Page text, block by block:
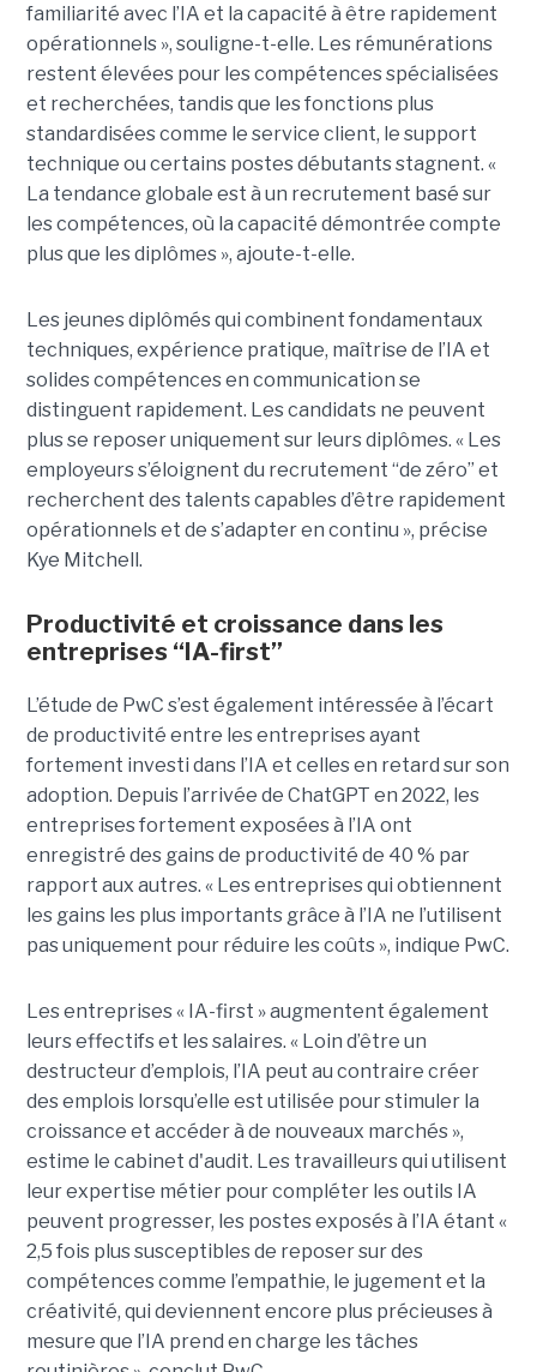
familiarité avec l’IA et la capacité à être rapidement
opérationnels », souligne-t-elle. Les rémunérations
restent élevées pour les compétences spécialisées
et recherchées, tandis que les fonctions plus
standardisées comme le service client, le support
technique ou certains postes débutants stagnent. «
La tendance globale est à un recrutement basé sur
les compétences, où la capacité démontrée compte
plus que les diplômes », ajoute-t-elle.
Les jeunes diplômés qui combinent fondamentaux
techniques, expérience pratique, maîtrise de l’IA et
solides compétences en communication se
distinguent rapidement. Les candidats ne peuvent
plus se reposer uniquement sur leurs diplômes. « Les
employeurs s’éloignent du recrutement “de zéro” et
recherchent des talents capables d’être rapidement
opérationnels et de s’adapter en continu », précise
Kye Mitchell.
Productivité et croissance dans les
entreprises “IA-first”
L’étude de PwC s’est également intéressée à l’écart
de productivité entre les entreprises ayant
fortement investi dans l’IA et celles en retard sur son
adoption. Depuis l’arrivée de ChatGPT en 2022, les
entreprises fortement exposées à l’IA ont
enregistré des gains de productivité de 40 % par
rapport aux autres. « Les entreprises qui obtiennent
les gains les plus importants grâce à l’IA ne l’utilisent
pas uniquement pour réduire les coûts », indique PwC.
Les entreprises « IA-first » augmentent également
leurs effectifs et les salaires. « Loin d’être un
destructeur d’emplois, l’IA peut au contraire créer
des emplois lorsqu’elle est utilisée pour stimuler la
croissance et accéder à de nouveaux marchés »,
estime le cabinet d'audit. Les travailleurs qui utilisent
leur expertise métier pour compléter les outils IA
peuvent progresser, les postes exposés à l’IA étant «
2,5 fois plus susceptibles de reposer sur des
compétences comme l’empathie, le jugement et la
créativité, qui deviennent encore plus précieuses à
mesure que l’IA prend en charge les tâches